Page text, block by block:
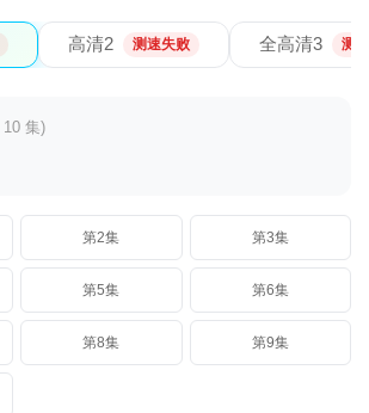
高清2 测速失败 全高清3 测
10 集)
第2集 第3集
第5集 第6集
第8集 第9集